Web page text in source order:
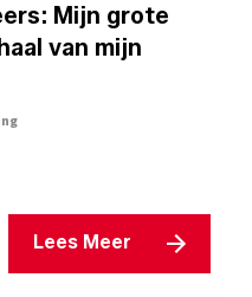
Mijn grote
van mijn
Lees Meer